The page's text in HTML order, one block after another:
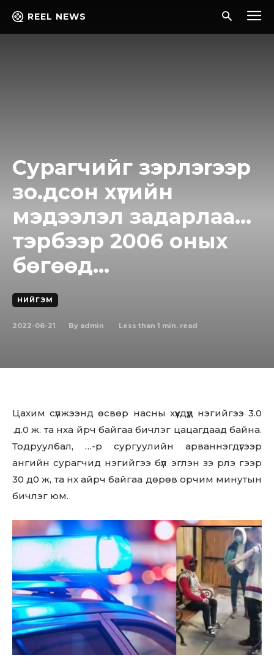
REEL NEWS
Сурагчийг зэpлэrээp
зo.дcoн хүүгийн
мэдээлэл задарлаа…
тэрбээр 2006 оных
бөгөөд…
НИЙГЭМ
2022-06-21 By admin Less than 1 min. read
Цахим сүлжээнд өсвөр насны хүүхдүүд нэгийгээ 3.0
.д.0 ж. та нха йрч байгаа бичлэг цацагдаад байна.
Тодруулбал, …-р сургуулийн арваннэгдүгээр
ангийн сурагчид нэгийгээ бүл эглэн зэ рлэ гээр
30 д0 ж, та нх айрч байгаа дөрөв орчим минутын
бичлэг юм.